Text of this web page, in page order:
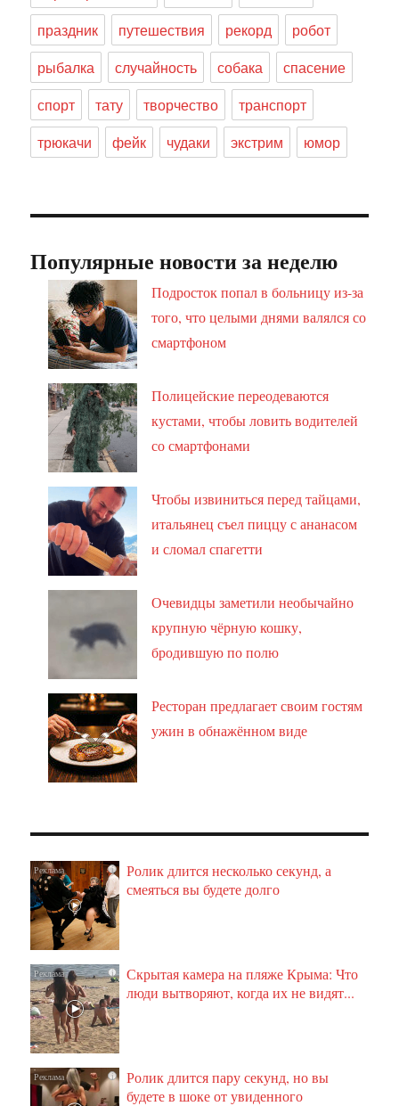
праздник
путешествия рекорд
робот
рыбалка
случайность собака
спасение
спорт
тату творчество
транспорт
трюкачи
фейк чудаки экстрим юмор
Популярные новости за неделю
Подросток попал в больницу из-за
того, что целыми днями валялся со
смартфоном
Полицейские переодеваются
кустами, чтобы ловить водителей
со смартфонами
Чтобы извиниться перед тайцами,
итальянец съел пиццу с ананасом
и сломал спагетти
Очевидцы заметили необычайно
крупную чёрную кошку,
бродившую по полю
Ресторан предлагает своим гостям
ужин в обнажённом виде
i
Ролик длится несколько секунд, а
смеяться вы будете долго
i
Скрытая камера на пляже Крыма: Что
люди вытворяют, когда их не видят...
i
Ролик длится пару секунд, но вы
будете в шоке от увиденного